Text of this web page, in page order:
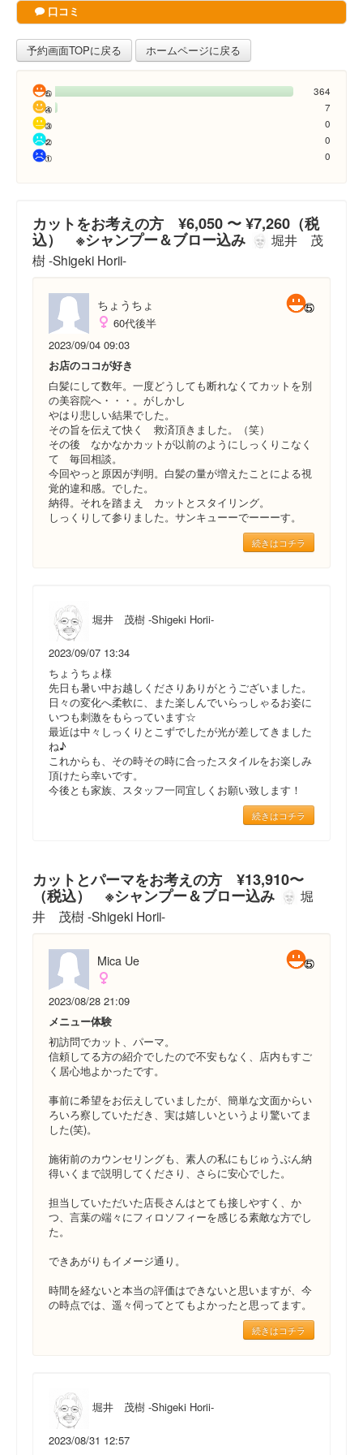
口コミ
予約画面TOPに戻る ホームページに戻る
364
7
0
0
0
カットをお考えの方 ¥6,050 〜 ¥7,260（税
込） ※シャンプー＆ブロー込み
堀井 茂
樹 -Shigeki Horii-
ちょうちょ
60代後半
2023/09/04 09:03
お店のココが好き
白髪にして数年。一度どうしても断れなくてカットを別
の美容院へ・・・。がしかし
やはり悲しい結果でした。
その旨を伝えて快く 救済頂きました。（笑）
その後 なかなかカットが以前のようにしっくりこなく
て 毎回相談。
今回やっと原因が判明。白髪の量が増えたことによる視
覚的違和感。でした。
納得。それを踏まえ カットとスタイリング。
しっくりして参りました。サンキューーでーーーす。
続きはコチラ
堀井 茂樹 -Shigeki Horii-
2023/09/07 13:34
ちょうちょ様
先日も暑い中お越しくださりありがとうございました。
日々の変化へ柔軟に、また楽しんでいらっしゃるお姿に
いつも刺激をもらっています☆
最近は中々しっくりとこずでしたが光が差してきました
ね♪
これからも、その時その時に合ったスタイルをお楽しみ
頂けたら幸いです。
今後とも家族、スタッフ一同宜しくお願い致します！
続きはコチラ
カットとパーマをお考えの方 ¥13,910〜
（税込） ※シャンプー＆ブロー込み
堀
井 茂樹 -Shigeki Horii-
Mica Ue
2023/08/28 21:09
メニュー体験
初訪問でカット、パーマ。
信頼してる方の紹介でしたので不安もなく、店内もすご
く居心地よかったです。
事前に希望をお伝えしていましたが、簡単な文面からい
ろいろ察していただき、実は嬉しいというより驚いてま
した(笑)。
施術前のカウンセリングも、素人の私にもじゅうぶん納
得いくまで説明してくださり、さらに安心でした。
担当していただいた店長さんはとても接しやすく、か
つ、言葉の端々にフィロソフィーを感じる素敵な方でし
た。
できあがりもイメージ通り。
時間を経ないと本当の評価はできないと思いますが、今
の時点では、遥々伺ってとてもよかったと思ってます。
続きはコチラ
堀井 茂樹 -Shigeki Horii-
2023/08/31 12:57